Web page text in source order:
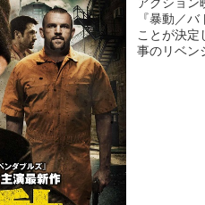
アクション
『暴動／
ことが決定
事のリベン